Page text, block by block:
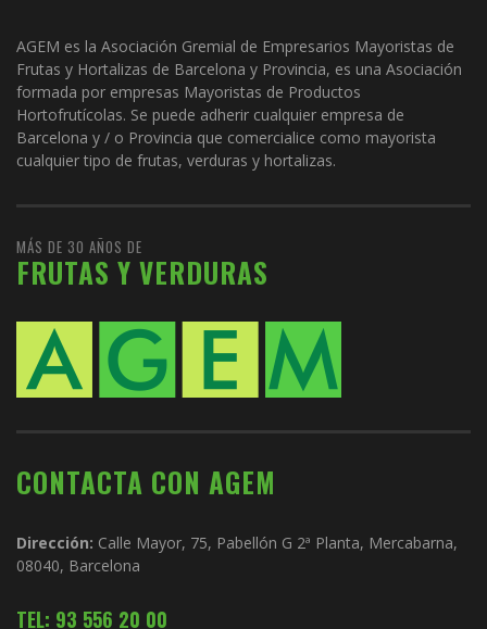
AGEM es la Asociación Gremial de Empresarios Mayoristas de
Frutas y Hortalizas de Barcelona y Provincia, es una Asociación
formada por empresas Mayoristas de Productos
Hortofrutícolas. Se puede adherir cualquier empresa de
Barcelona y / o Provincia que comercialice como mayorista
cualquier tipo de frutas, verduras y hortalizas.
MÁS DE 30 AÑOS DE
FRUTAS Y VERDURAS
CONTACTA CON AGEM
Dirección: Calle Mayor, 75, Pabellón G 2ª Planta, Mercabarna,
08040, Barcelona
TEL: 93 556 20 00